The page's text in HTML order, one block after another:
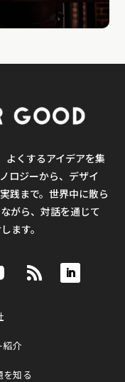
よくするアイデアを集
ロジーから、デザイ
践まで。世界中に散ら
がら、対話を通じて
ます。
紹介
を知る